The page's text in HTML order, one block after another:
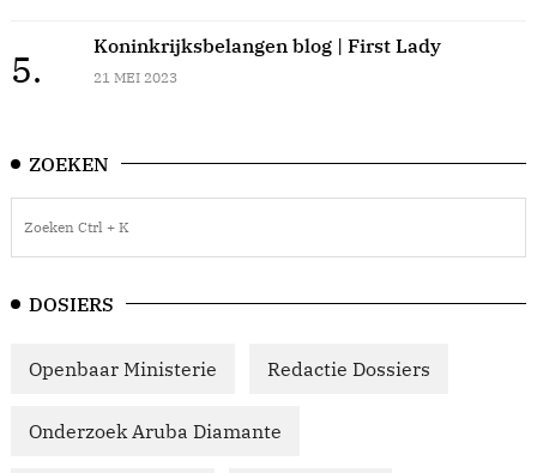
5.
Koninkrijksbelangen blog | First Lady
21 MEI 2023
ZOEKEN
DOSIERS
Openbaar Ministerie Redactie Dossiers
Onderzoek Aruba Diamante